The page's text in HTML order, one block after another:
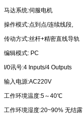
马达系统:伺服电机
操作模式:点到点/连续线段,
传动方式:丝杆+精密直线导轨
编辑模式: PC
I/0讯号:4 Inputs/4 Outputs
输入电源:AC220V
工作环境温度:5～40℃
工作环境湿度:20~90% 无结露